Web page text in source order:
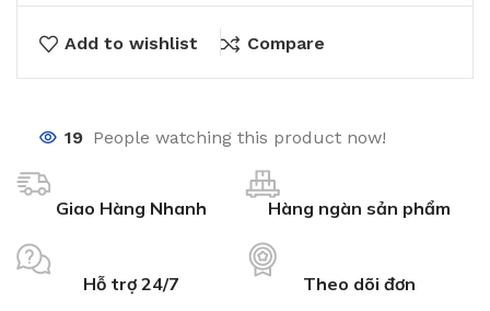
Add to wishlist Compare
19 People watching this product now!
Giao Hàng Nhanh Hàng ngàn sản phẩm
Hỗ trợ 24/7 Theo dõi đơn